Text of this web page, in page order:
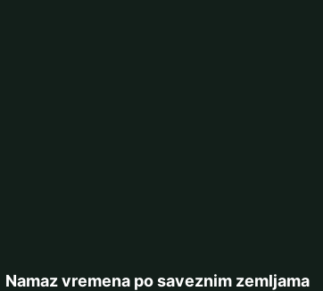
Namaz vremena po saveznim zemljama